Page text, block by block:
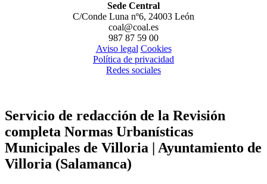
Sede Central
C/Conde Luna nº6, 24003 León
coal@coal.es
987 87 59 00
Aviso legal Cookies
Política de privacidad
Redes sociales
Servicio de redacción de la Revisión
completa Normas Urbanísticas
Municipales de Villoria | Ayuntamiento de
Villoria (Salamanca)